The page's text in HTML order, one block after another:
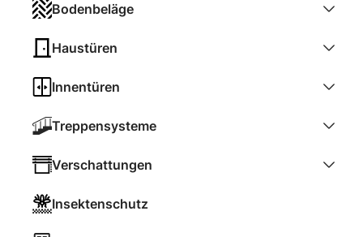
Bodenbeläge
Haustüren
Innentüren
Treppensysteme
Verschattungen
Insektenschutz